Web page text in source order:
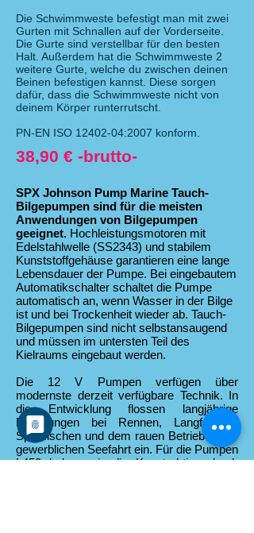
Die Schwimmweste befestigt man mit zwei
Gurten mit Schnallen auf der Vorderseite.
Die Gurte sind verstellbar für den besten
Halt. Außerdem hat die Schwimmweste 2
weitere Gurte, welche du zwischen deinen
Beinen befestigen kannst. Diese sorgen
dafür, dass die Schwimmweste nicht von
deinem Körper runterrutscht.
PN-EN ISO 12402-04:2007 konform.
38,90 € -brutto-
SPX Johnson Pump Marine Tauch-
Bilgepumpen sind für die meisten
Anwendungen von Bilgepumpen
geeignet. Hochleistungsmotoren mit
Edelstahlwelle (SS2343) und stabilem
Kunststoffgehäuse garantieren eine lange
Lebensdauer der Pumpe. Bei eingebautem
Automatikschalter schaltet die Pumpe
automatisch an, wenn Wasser in der Bilge
ist und bei Trockenheit wieder ab. Tauch-
Bilgepumpen sind nicht selbstansaugend
und müssen im untersten Teil des
Kielraums eingebaut werden.
Die 12 V Pumpen verfügen über
modernste derzeit verfügbare Technik. In
die Entwicklung flossen langjährige
Erfahrungen bei Rennen, Langfahrten,
Sportfischen und dem rauen Betrieb in der
gewerblichen Seefahrt ein. Für die Pumpen
L450 haben wir die Konstruktion durch